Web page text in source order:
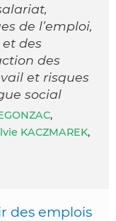
de l’emploi,
des
des
et risques
social
,
KACZMAREK,
des emplois